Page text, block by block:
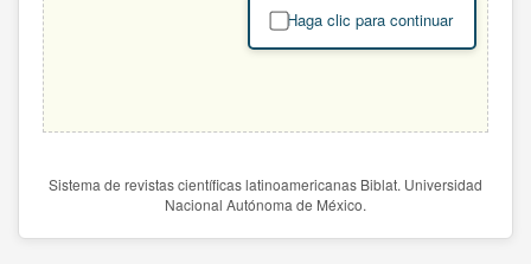
Haga clic para continuar
Sistema de revistas científicas latinoamericanas Biblat. Universidad
Nacional Autónoma de México.